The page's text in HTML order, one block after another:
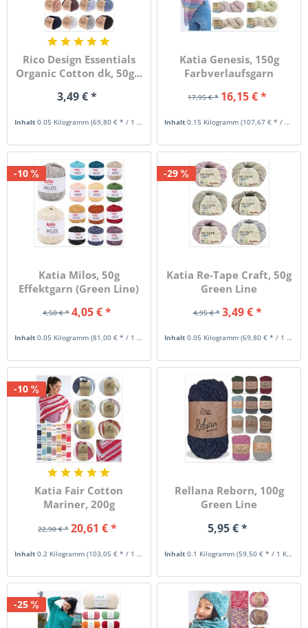
Rico Design Essentials
Organic Cotton dk, 50g...
3,49 € *
Inhalt0.05 Kilogramm(69,80 € * / 1 Kilogramm)
Katia Genesis, 150g
Farbverlaufsgarn
17,95 € * 16,15 € *
Inhalt0.15 Kilogramm(107,67 € * / 1 Kilogramm)
-10
Katia Milos, 50g
Effektgarn (Green Line)
4,50 € * 4,05 € *
Inhalt0.05 Kilogramm(81,00 € * / 1 Kilogramm)
-29
Katia Re-Tape Craft, 50g
Green Line
4,95 € * 3,49 € *
Inhalt0.05 Kilogramm(69,80 € * / 1 Kilogramm)
-10
Katia Fair Cotton
Mariner, 200g
22,90 € * 20,61 € *
Inhalt0.2 Kilogramm(103,05 € * / 1 Kilogramm)
Rellana Reborn, 100g
Green Line
5,95 € *
Inhalt0.1 Kilogramm(59,50 € * / 1 Kilogramm)
-25